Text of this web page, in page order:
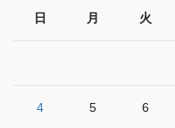
日 月 火
4 5 6